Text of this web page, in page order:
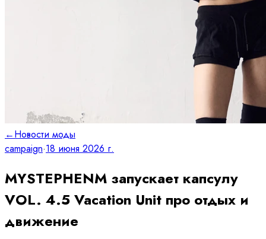
←Новости моды
campaign·18 июня 2026 г.
MYSTEPHENM запускает капсулу
VOL. 4.5 Vacation Unit про отдых и
движение